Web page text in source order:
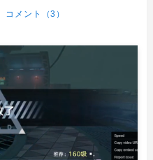
コメント（3）